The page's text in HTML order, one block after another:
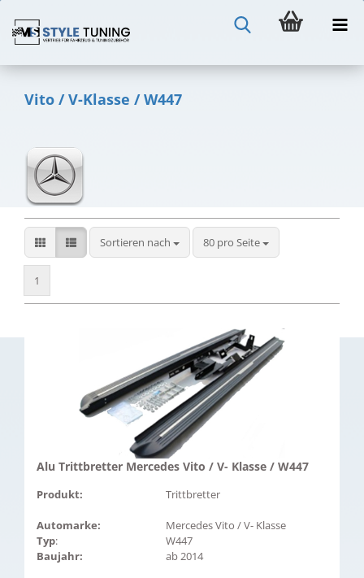
Vito / V-Klasse / W447
Sortieren nach
Sortieren nach 80 pro Seite
pro Seite
1
Alu Trittbretter Mercedes Vito / V- Klasse / W447
Produkt: Trittbretter
Automarke:
Mercedes Vito / V- Klasse
Typ:
W447
Baujahr:
ab 2014